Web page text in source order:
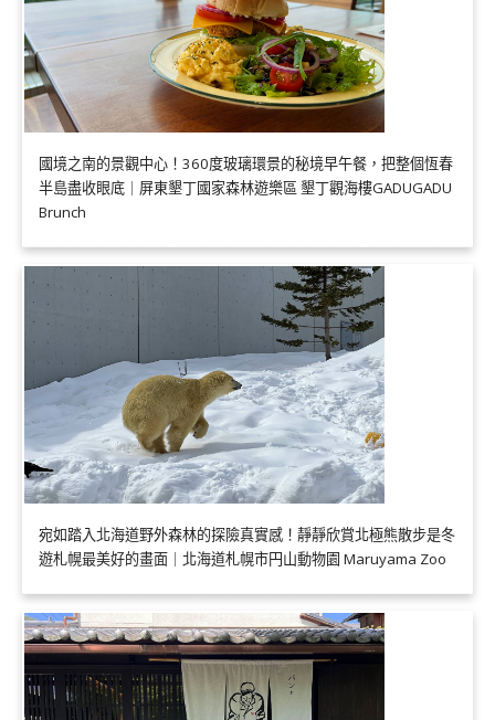
國境之南的景觀中心！360度玻璃環景的秘境早午餐，把整個恆春
半島盡收眼底｜屏東墾丁國家森林遊樂區 墾丁觀海樓GADUGADU
Brunch
宛如踏入北海道野外森林的探險真實感！靜靜欣賞北極熊散步是冬
遊札幌最美好的畫面｜北海道札幌市円山動物園 Maruyama Zoo